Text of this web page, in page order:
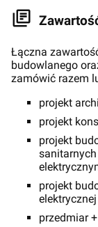
Łączna
budowlanego
zamówić razem
projekt
projekt
projekt
projekt
przedmiar